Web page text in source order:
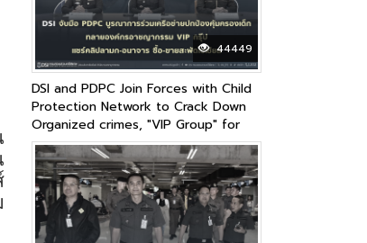
44449
DSI and PDPC Join Forces with Child
Protection Network to Crack Down
Organized crimes, "VIP Group" for
Sharing, Buying, and Selling
Pornographic Clips on Social Media